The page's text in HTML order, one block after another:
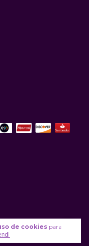
de cookies para
- 46381551000143 - 2026.